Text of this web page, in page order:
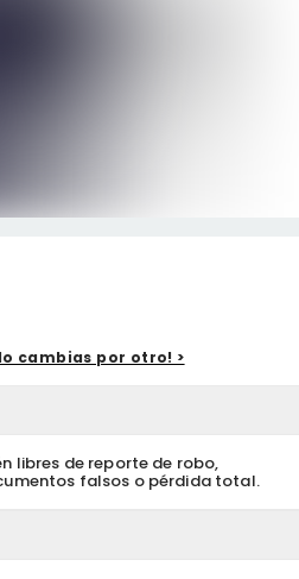
cambias por otro! >
libres de reporte de robo,
falsos o pérdida total.